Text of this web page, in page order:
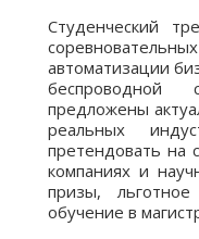
Студенческий
автоматизации
беспроводной
предложены
реальных
претендовать на
компаниях и
призы,
обучение в